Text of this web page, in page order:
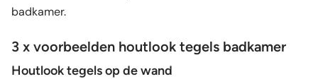
badkamer.
3 x voorbeelden houtlook tegels badkamer
Houtlook tegels op de wand